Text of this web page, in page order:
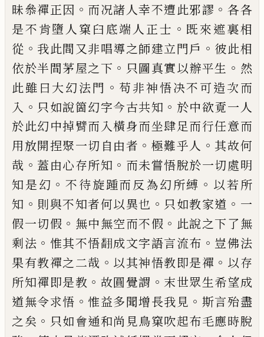
昧叅禪正因 。 而况諸人幸不遭此邪謬 。 各各
是不肯墮人窠臼底端人正士 。 既來遮裏相
從 。 我此間又非唱導之師建立門戶 。 彼此相
依於半間茅屋之下 。 只圖真實以辦平生 。 然
此雖曰大幻法門 。 苟非神悟决不可造次而
入 。 只如說箇幻字今古共知 。 於中欲覔一人
於此幻中掉臂而入橫身而坐肆足而行任意而
用放開捏聚一切自由者 。 極難乎人 。其故何
哉 。 蓋由心存所知 。 而未嘗悟脫於一切處明
知是幻 。不待旋踵而反為幻所縛 。 以若所
知 。 則與不知者何以異也 。 只如教家道 。 一
假一切假 。 無中無空而不假 。 此說之下了無
剩法 。 惟其不悟𮋒成文字語言流布 。 豈佛法
果有教禪之二哉 。 以其神悟教即是禪 。 以存
所知禪即是教 。 故圓覺謂 。 末世眾生希望成
道無令求悟 。 惟益多聞增長我見 。 斯言殆盡
之矣 。 只如會通和尚見鳥窠吹起布毛應時脫